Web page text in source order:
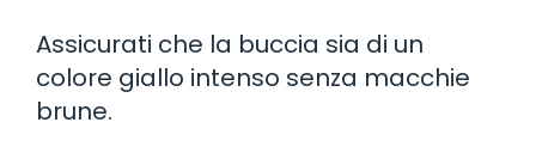
Assicurati che la buccia sia di un
colore giallo intenso senza macchie
brune.